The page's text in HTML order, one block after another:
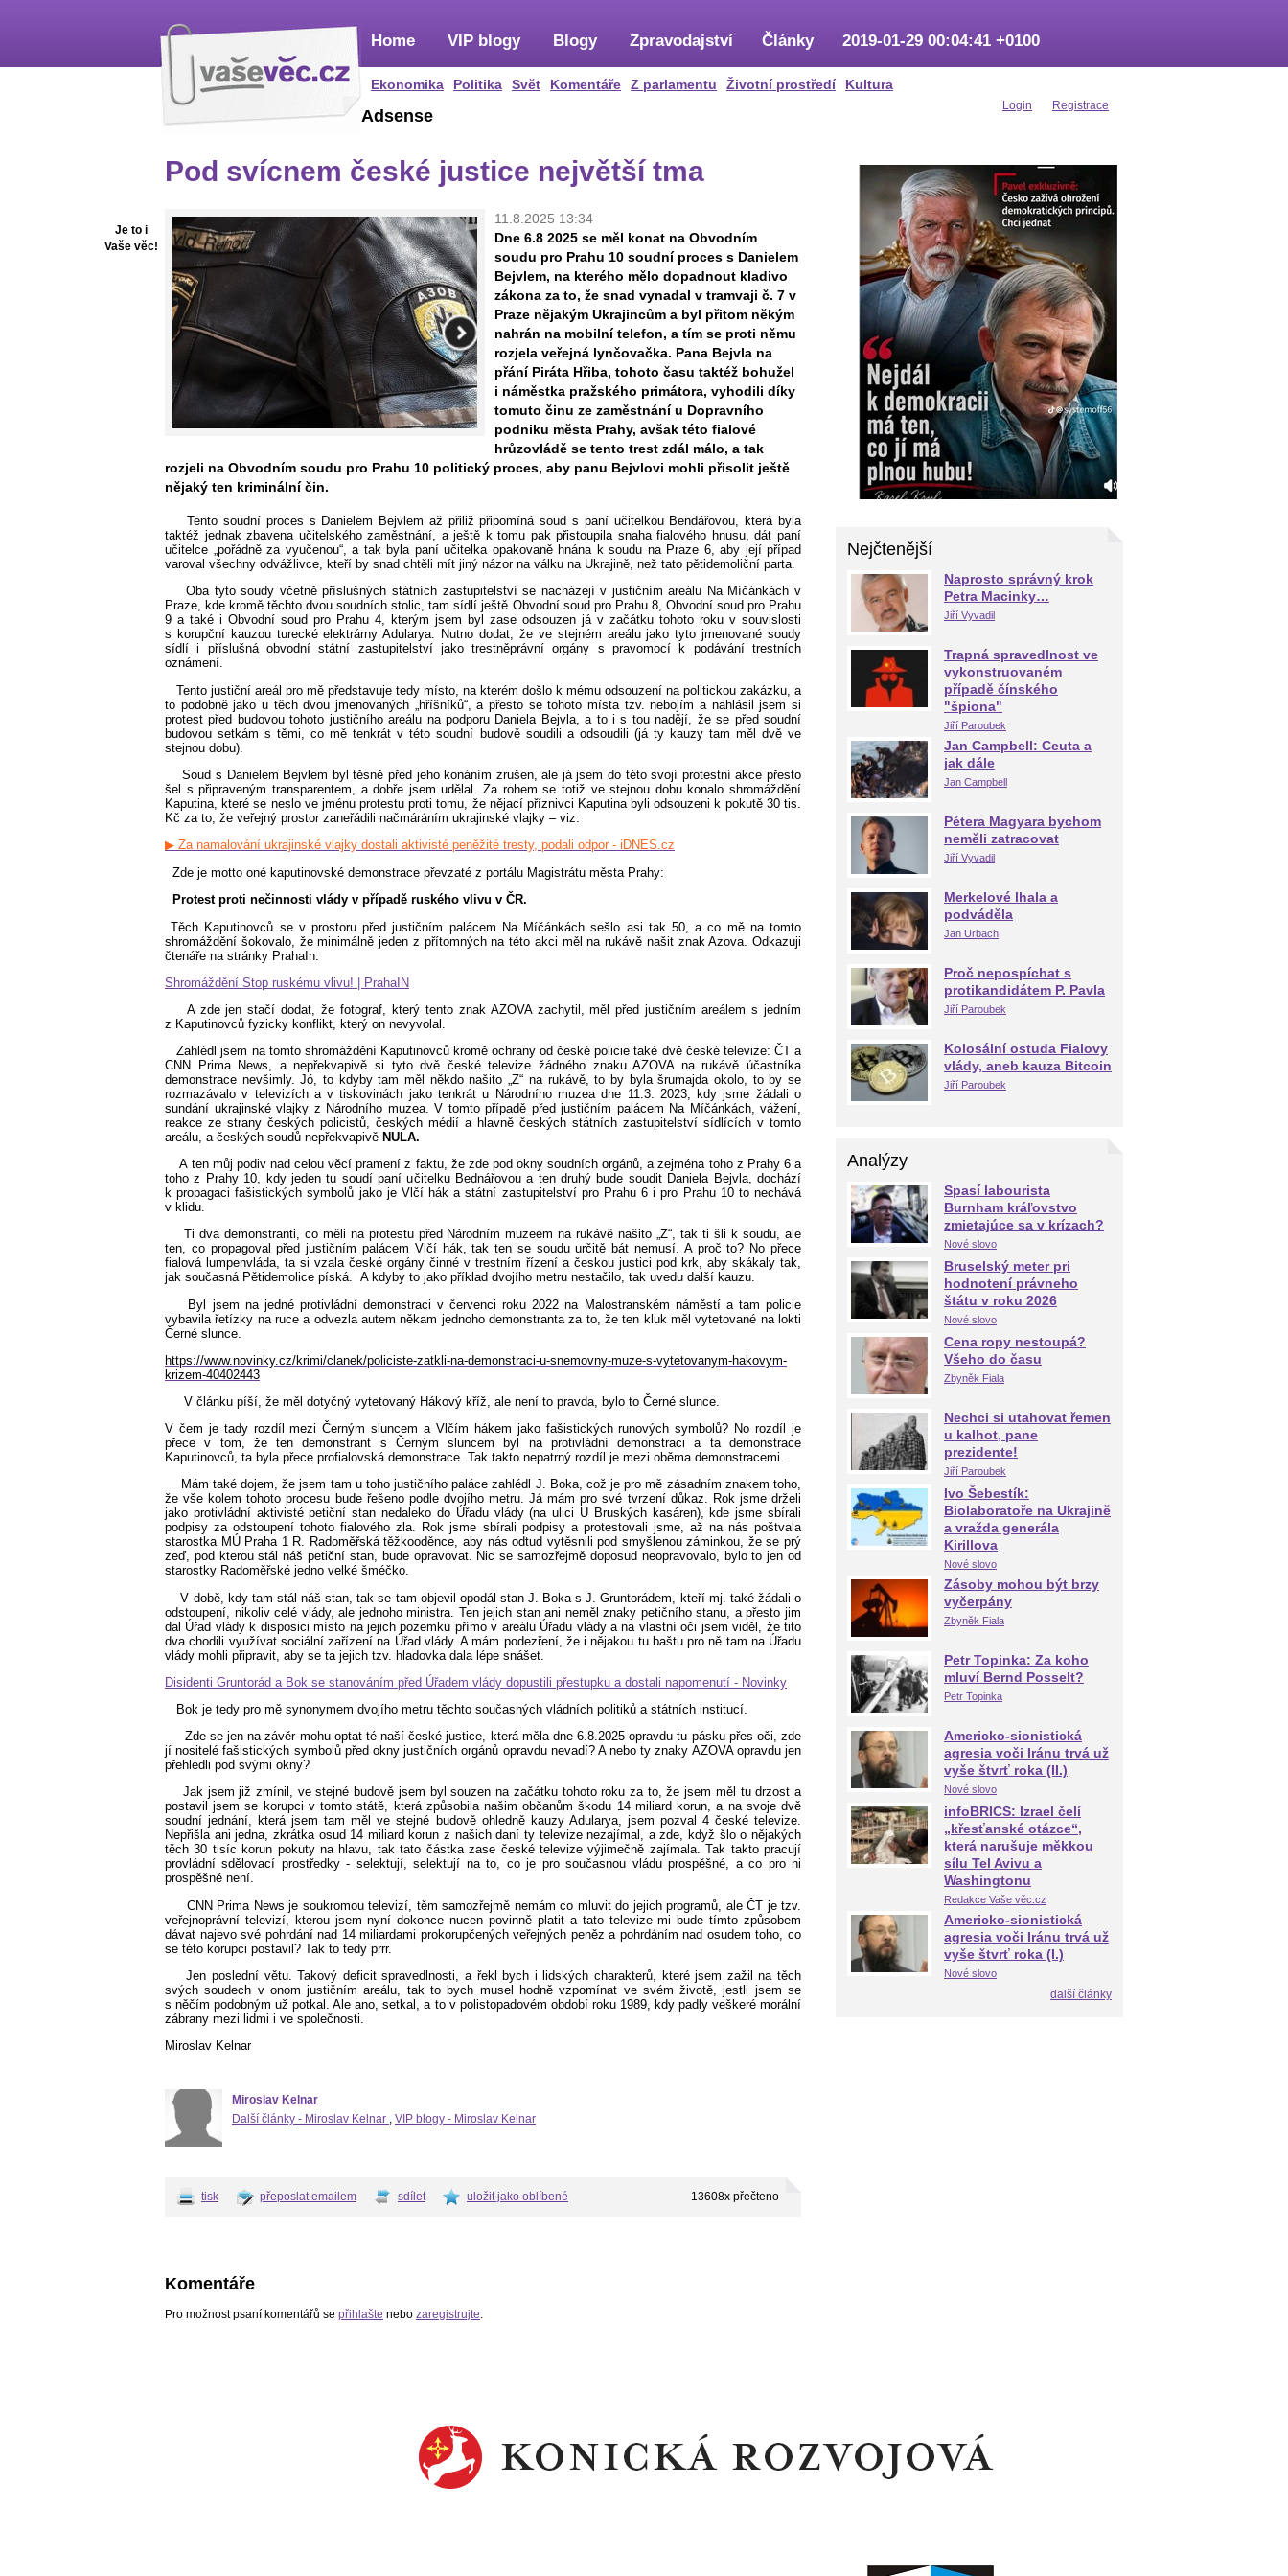
Home
Ekonomika Politika Svět Komentáře Z parlamentu Životní prostředí Kultura
VIP blogy Blogy Zpravodajství Články 2019-01-29 00:04:41 +0100
Login Registrace
Je to i
Vaše věc!
Adsense
Pod svícnem české justice největší tma
11.8.2025 13:34
Dne 6.8 2025 se měl konat na Obvodním
soudu pro Prahu 10 soudní proces s Danielem
Bejvlem, na kterého mělo dopadnout kladivo
zákona za to, že snad vynadal v tramvaji č. 7 v
Praze nějakým Ukrajincům a byl přitom někým
nahrán na mobilní telefon, a tím se proti němu
rozjela veřejná lynčovačka. Pana Bejvla na
přání Piráta Hřiba, tohoto času taktéž bohužel
i náměstka pražského primátora, vyhodili díky
tomuto činu ze zaměstnání u Dopravního
podniku města Prahy, avšak této fialové
hrůzovládě se tento trest zdál málo, a tak
rozjeli na Obvodním soudu pro Prahu 10 politický proces, aby panu Bejvlovi mohli přisolit ještě
nějaký ten kriminální čin.
Tento soudní proces s Danielem Bejvlem až přiliž připomíná soud s paní učitelkou Bendářovou, která byla
taktéž jednak zbavena učitelského zaměstnání, a ještě k tomu pak přistoupila snaha fialového hnusu, dát paní
učitelce „pořádně za vyučenou“, a tak byla paní učitelka opakovaně hnána k soudu na Praze 6, aby její případ
varoval všechny odvážlivce, kteří by snad chtěli mít jiný názor na válku na Ukrajině, než tato pětidemoliční parta.
Oba tyto soudy včetně příslušných státních zastupitelství se nacházejí v justičním areálu Na Míčánkách v
Praze, kde kromě těchto dvou soudních stolic, tam sídlí ještě Obvodní soud pro Prahu 8, Obvodní soud pro Prahu
9 a také i Obvodní soud pro Prahu 4, kterým jsem byl zase odsouzen já v začátku tohoto roku v souvislosti
s korupční kauzou turecké elektrárny Adularya. Nutno dodat, že ve stejném areálu jako tyto jmenované soudy
sídlí i příslušná obvodní státní zastupitelství jako trestněprávní orgány s pravomocí k podávání trestních
oznámení.
Tento justiční areál pro mě představuje tedy místo, na kterém došlo k mému odsouzení na politickou zakázku, a
to podobně jako u těch dvou jmenovaných „hříšníků“, a přesto se tohoto místa tzv. nebojím a nahlásil jsem si
protest před budovou tohoto justičního areálu na podporu Daniela Bejvla, a to i s tou nadějí, že se před soudní
budovou setkám s těmi, co mě tenkrát v této soudní budově soudili a odsoudili (já ty kauzy tam měl dvě ve
stejnou dobu).
Soud s Danielem Bejvlem byl těsně před jeho konáním zrušen, ale já jsem do této svojí protestní akce přesto
šel s připraveným transparentem, a dobře jsem udělal. Za rohem se totiž ve stejnou dobu konalo shromáždění
Kaputina, které se neslo ve jménu protestu proti tomu, že nějací příznivci Kaputina byli odsouzeni k pokutě 30 tis.
Kč za to, že veřejný prostor zaneřádili načmáráním ukrajinské vlajky – viz:
▶ Za namalování ukrajinské vlajky dostali aktivisté peněžité tresty, podali odpor - iDNES.cz
Zde je motto oné kaputinovské demonstrace převzaté z portálu Magistrátu města Prahy:
Protest proti nečinnosti vlády v případě ruského vlivu v ČR.
Těch Kaputinovců se v prostoru před justičním palácem Na Míčánkách sešlo asi tak 50, a co mě na tomto
shromáždění šokovalo, že minimálně jeden z přítomných na této akci měl na rukávě našit znak Azova. Odkazuji
čtenáře na stránky PrahaIn:
Shromáždění Stop ruskému vlivu! | PrahaIN
A zde jen stačí dodat, že fotograf, který tento znak AZOVA zachytil, měl před justičním areálem s jedním
z Kaputinovců fyzicky konflikt, který on nevyvolal.
Zahlédl jsem na tomto shromáždění Kaputinovců kromě ochrany od české policie také dvě české televize: ČT a
CNN Prima News, a nepřekvapivě si tyto dvě české televize žádného znaku AZOVA na rukávě účastníka
demonstrace nevšimly. Jó, to kdyby tam měl někdo našito „Z“ na rukávě, to by byla šrumajda okolo, to by se
rozmazávalo v televizích a v tiskovinách jako tenkrát u Národního muzea dne 11.3. 2023, kdy jsme žádali o
sundání ukrajinské vlajky z Národního muzea. V tomto případě před justičním palácem Na Míčánkách, vážení,
reakce ze strany českých policistů, českých médií a hlavně českých státních zastupitelství sídlících v tomto
areálu, a českých soudů nepřekvapivě NULA.
A ten můj podiv nad celou věcí pramení z faktu, že zde pod okny soudních orgánů, a zejména toho z Prahy 6 a
toho z Prahy 10, kdy jeden tu soudí paní učitelku Bednářovou a ten druhý bude soudit Daniela Bejvla, dochází
k propagaci fašistických symbolů jako je Vlčí hák a státní zastupitelství pro Prahu 6 i pro Prahu 10 to nechává
v klidu.
Ti dva demonstranti, co měli na protestu před Národním muzeem na rukávě našito „Z“, tak ti šli k soudu, ale
ten, co propagoval před justičním palácem Vlčí hák, tak ten se soudu určitě bát nemusí. A proč to? No přece
fialová lumpenvláda, ta si vzala české orgány činné v trestním řízení a českou justici pod krk, aby skákaly tak,
jak současná Pětidemolice píská. A kdyby to jako příklad dvojího metru nestačilo, tak uvedu další kauzu.
Byl jsem na jedné protivládní demonstraci v červenci roku 2022 na Malostranském náměstí a tam policie
vybavila řetízky na ruce a odvezla autem někam jednoho demonstranta za to, že ten kluk měl vytetované na lokti
Černé slunce.
https://www.novinky.cz/krimi/clanek/policiste-zatkli-na-demonstraci-u-snemovny-muze-s-vytetovanym-hakovym-
krizem-40402443
V článku píší, že měl dotyčný vytetovaný Hákový kříž, ale není to pravda, bylo to Černé slunce.
V čem je tady rozdíl mezi Černým sluncem a Vlčím hákem jako fašistických runových symbolů? No rozdíl je
přece v tom, že ten demonstrant s Černým sluncem byl na protivládní demonstraci a ta demonstrace
Kaputinovců, ta byla přece profialovská demonstrace. Tak takto nepatrný rozdíl je mezi oběma demonstracemi.
Mám také dojem, že jsem tam u toho justičního paláce zahlédl J. Boka, což je pro mě zásadním znakem toho,
že vše kolem tohoto procesu bude řešeno podle dvojího metru. Já mám pro své tvrzení důkaz. Rok jsme drželi
jako protivládní aktivisté petiční stan nedaleko do Úřadu vlády (na ulici U Bruských kasáren), kde jsme sbírali
podpisy za odstoupení tohoto fialového zla. Rok jsme sbírali podpisy a protestovali jsme, až na nás poštvala
starostka MÚ Praha 1 R. Radoměřská těžkooděnce, aby nás odtud vytěsnili pod smyšlenou záminkou, že se prý
zeď, pod kterou stál náš petiční stan, bude opravovat. Nic se samozřejmě doposud neopravovalo, bylo to jen od
starostky Radoměřské jedno velké šméčko.
V době, kdy tam stál náš stan, tak se tam objevil opodál stan J. Boka s J. Gruntorádem, kteří mj. také žádali o
odstoupení, nikoliv celé vlády, ale jednoho ministra. Ten jejich stan ani neměl znaky petičního stanu, a přesto jim
dal Úřad vlády k disposici místo na jejich pozemku přímo v areálu Úřadu vlády a na vlastní oči jsem viděl, že tito
dva chodili využívat sociální zařízení na Úřad vlády. A mám podezření, že i nějakou tu baštu pro ně tam na Úřadu
vlády mohli připravit, aby se ta jejich tzv. hladovka dala lépe snášet.
Disidenti Gruntorád a Bok se stanováním před Úřadem vlády dopustili přestupku a dostali napomenutí - Novinky
Bok je tedy pro mě synonymem dvojího metru těchto současných vládních politiků a státních institucí.
Zde se jen na závěr mohu optat té naší české justice, která měla dne 6.8.2025 opravdu tu pásku přes oči, zde
jí nositelé fašistických symbolů před okny justičních orgánů opravdu nevadí? A nebo ty znaky AZOVA opravdu jen
přehlédli pod svými okny?
Jak jsem již zmínil, ve stejné budově jsem byl souzen na začátku tohoto roku za to, že jsem měl tu drzost a
postavil jsem se korupci v tomto státě, která způsobila našim občanům škodu 14 miliard korun, a na svoje dvě
soudní jednání, která jsem tam měl ve stejné budově ohledně kauzy Adularya, jsem pozval 4 české televize.
Nepřišla ani jedna, zkrátka osud 14 miliard korun z našich daní ty televize nezajímal, a zde, když šlo o nějakých
těch 30 tisíc korun pokuty na hlavu, tak tato částka zase české televize výjimečně zajímala. Tak takto pracují
provládní sdělovací prostředky - selektují, selektují na to, co je pro současnou vládu prospěšné, a co pro ni
prospěšné není.
CNN Prima News je soukromou televizí, těm samozřejmě nemám co mluvit do jejich programů, ale ČT je tzv.
veřejnoprávní televizí, kterou jsem nyní dokonce nucen povinně platit a tato televize mi bude tímto způsobem
dávat najevo své pohrdání nad 14 miliardami prokorupčených veřejných peněz a pohrdáním nad osudem toho, co
se této korupci postavil? Tak to tedy prrr.
Jen poslední větu. Takový deficit spravedlnosti, a řekl bych i lidských charakterů, které jsem zažil na těch
svých soudech v onom justičním areálu, tak to bych musel hodně vzpomínat ve svém životě, jestli jsem se
s něčím podobným už potkal. Ale ano, setkal, a to v polistopadovém období roku 1989, kdy padly veškeré morální
zábrany mezi lidmi i ve společnosti.
Miroslav Kelnar
Miroslav Kelnar
Další články - Miroslav Kelnar , VIP blogy - Miroslav Kelnar
tisk přeposlat emailem sdílet uložit jako oblíbené 13608x přečteno
Komentáře
Pro možnost psaní komentářů se přihlašte nebo zaregistrujte.
Nejčtenější
Naprosto správný krok
Petra Macinky…
Jiří Vyvadil
Trapná spravedlnost ve
vykonstruovaném
případě čínského
"špiona"
Jiří Paroubek
Jan Campbell: Ceuta a
jak dále
Jan Campbell
Pétera Magyara bychom
neměli zatracovat
Jiří Vyvadil
Merkelové lhala a
podváděla
Jan Urbach
Proč nepospíchat s
protikandidátem P. Pavla
Jiří Paroubek
Kolosální ostuda Fialovy
vlády, aneb kauza Bitcoin
Jiří Paroubek
Analýzy
Spasí labourista
Burnham kráľovstvo
zmietajúce sa v krízach?
Nové slovo
Bruselský meter pri
hodnotení právneho
štátu v roku 2026
Nové slovo
Cena ropy nestoupá?
Všeho do času
Zbyněk Fiala
Nechci si utahovat řemen
u kalhot, pane
prezidente!
Jiří Paroubek
Ivo Šebestík:
Biolaboratoře na Ukrajině
a vražda generála
Kirillova
Nové slovo
Zásoby mohou být brzy
vyčerpány
Zbyněk Fiala
Petr Topinka: Za koho
mluví Bernd Posselt?
Petr Topinka
Americko-sionistická
agresia voči Iránu trvá už
vyše štvrť roka (II.)
Nové slovo
infoBRICS: Izrael čelí
„křesťanské otázce“,
která narušuje měkkou
sílu Tel Avivu a
Washingtonu
Redakce Vaše věc.cz
Americko-sionistická
agresia voči Iránu trvá už
vyše štvrť roka (I.)
Nové slovo
další články